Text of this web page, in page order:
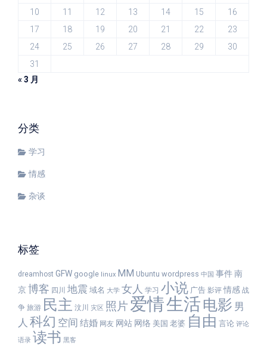
10
11 12 13 14 15
16
17
18 19 20 21 22
23
24
25 26 27 28 29
30
31
« 3 月
分类
学习
情感
杂谈
标签
dreamhost GFW google linux MM Ubuntu wordpress 中国 事件南
京博客 四川 地震 域名 大学 女人 学习 小说 广告 影评 情感 战
争 旅游 民主 汶川 灾区 照片 爱情生活 电影 男
人 科幻 空间 结婚 网友 网站 网络 美国 老婆 自由 言论 评论
语录 读书 黑客